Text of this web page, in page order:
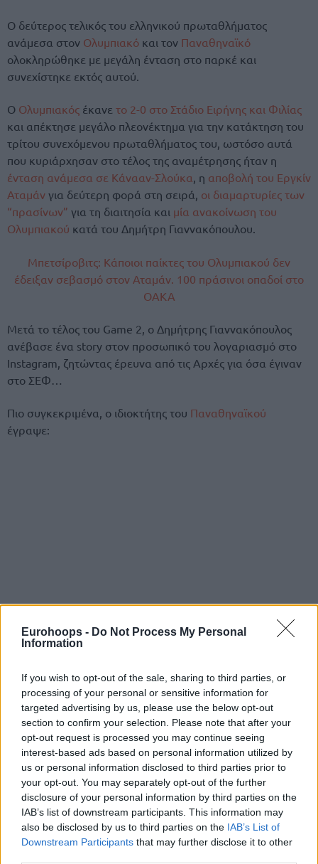
Eurohoops - Do Not Process My Personal
Information
If you wish to opt-out of the sale, sharing to third parties, or
processing of your personal or sensitive information for
targeted advertising by us, please use the below opt-out
section to confirm your selection. Please note that after your
opt-out request is processed you may continue seeing
interest-based ads based on personal information utilized by
us or personal information disclosed to third parties prior to
your opt-out. You may separately opt-out of the further
disclosure of your personal information by third parties on the
IAB’s list of downstream participants. This information may
also be disclosed by us to third parties on the IAB’s List of
Downstream Participants that may further disclose it to other
Ο δεύτερος τελικός του ελληνικού πρωταθλήματος
ανάμεσα στον Ολυμπιακό και τον Παναθηναϊκό
ολοκληρώθηκε με μεγάλη ένταση στο παρκέ και
συνεχίστηκε εκτός αυτού.
Ο Ολυμπιακός έκανε το 2-0 στο Στάδιο Ειρήνης και Φιλίας
και απέκτησε μεγάλο πλεονέκτημα για την κατάκτηση του
τρίτου συνεχόμενου πρωταθλήματος του, ωστόσο αυτά
που κυριάρχησαν στο τέλος της αναμέτρησης ήταν η
ένταση ανάμεσα σε Κάνααν-Σλούκα, η αποβολή του Εργκίν
Αταμάν για δεύτερη φορά στη σειρά, οι διαμαρτυρίες των
“πρασίνων” για τη διαιτησία και μία ανακοίνωση του
Ολυμπιακού κατά του Δημήτρη Γιαννακόπουλου.
Μπετσίροβιτς: Κάποιοι παίκτες του Ολυμπιακού δεν
έδειξαν σεβασμό στον Αταμάν. 100 πράσινοι οπαδοί στο
ΟΑΚΑ
Μετά το τέλος του Game 2, ο Δημήτρης Γιαννακόπουλος
ανέβασε ένα story στον προσωπικό του λογαριασμό στο
Instagram, ζητώντας έρευνα από τις Αρχές για όσα έγιναν
στο ΣΕΦ…
Πιο συγκεκριμένα, ο ιδιοκτήτης του Παναθηναϊκού
έγραψε: